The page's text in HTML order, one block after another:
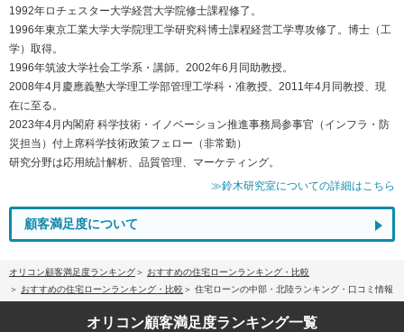
1992年ロチェスター大学経営大学院修士課程修了。
1996年東京工業大学大学院理工学研究科博士課程経営工学専攻修了。博士（工
学）取得。
1996年筑波大学社会工学系・講師。2002年6月同助教授。
2008年4月慶應義塾大学理工学部管理工学科・准教授。2011年4月同教授、現
在に至る。
2023年4月内閣府 科学技術・イノベーション推進事務局参事官（インフラ・防
災担当）付上席科学技術政策フェロー（非常勤）
研究分野は応用統計解析、品質管理、マーケティング。
≫鈴木研究室についての詳細はこちら
顧客満足度について
オリコン顧客満足度ランキング
おすすめの住宅ローンランキング・比較
おすすめの住宅ローンランキング・比較
住宅ローンの中部・北陸ランキング・口コミ情報
オリコン顧客満足度ランキング一覧